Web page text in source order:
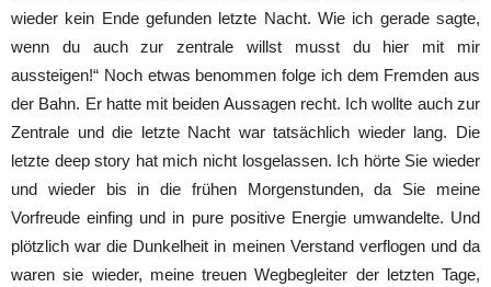
wieder kein Ende gefunden letzte Nacht. Wie ich gerade sagte,
wenn du auch zur zentrale willst musst du hier mit mir
aussteigen!“ Noch etwas benommen folge ich dem Fremden aus
der Bahn. Er hatte mit beiden Aussagen recht. Ich wollte auch zur
Zentrale und die letzte Nacht war tatsächlich wieder lang. Die
letzte deep story hat mich nicht losgelassen. Ich hörte Sie wieder
und wieder bis in die frühen Morgenstunden, da Sie meine
Vorfreude einfing und in pure positive Energie umwandelte. Und
plötzlich war die Dunkelheit in meinen Verstand verflogen und da
waren sie wieder, meine treuen Wegbegleiter der letzten Tage,